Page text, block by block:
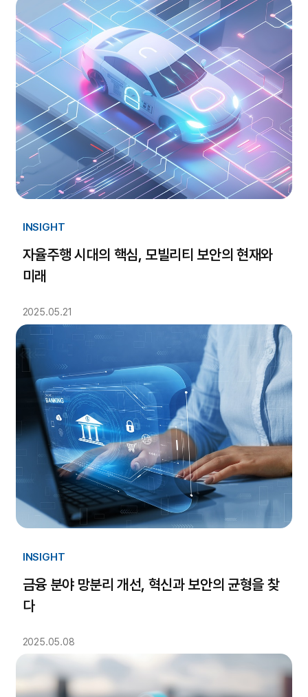
INSIGHT
자율주행 시대의 핵심, 모빌리티 보안의 현재와
미래
2025.05.21
INSIGHT
금융 분야 망분리 개선, 혁신과 보안의 균형을 찾
다
2025.05.08